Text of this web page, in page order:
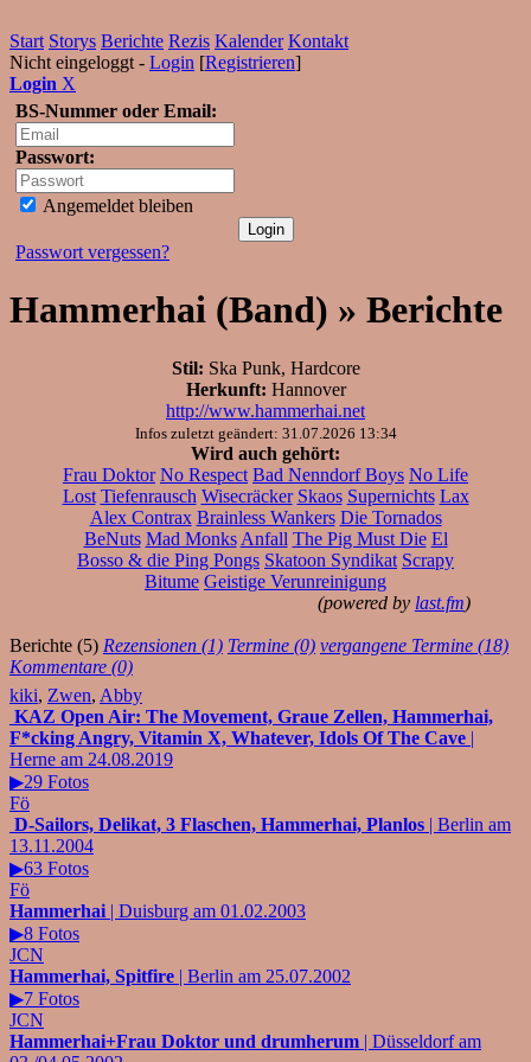
Start Storys Berichte Rezis Kalender Kontakt
Nicht eingeloggt - Login [Registrieren]
Login X
BS-Nummer oder Email:
Passwort:
Angemeldet bleiben
Passwort vergessen?
Hammerhai (Band) » Berichte
Stil: Ska Punk, Hardcore
Herkunft: Hannover
http://www.hammerhai.net
Infos zuletzt geändert: 31.07.2026 13:34
Wird auch gehört:
Frau Doktor No Respect Bad Nenndorf Boys No Life
Lost Tiefenrausch Wisecräcker Skaos Supernichts Lax
Alex Contrax Brainless Wankers Die Tornados
BeNuts Mad Monks Anfall The Pig Must Die El
Bosso & die Ping Pongs Skatoon Syndikat Scrapy
Bitume Geistige Verunreinigung
(powered by last.fm)
Berichte (5) Rezensionen (1) Termine (0) vergangene Termine (18)
Kommentare (0)
kiki, Zwen, Abby
KAZ Open Air: The Movement, Graue Zellen, Hammerhai,
F*cking Angry, Vitamin X, Whatever, Idols Of The Cave |
Herne am 24.08.2019
▶29 Fotos
Fö
D-Sailors, Delikat, 3 Flaschen, Hammerhai, Planlos | Berlin am
13.11.2004
▶63 Fotos
Fö
Hammerhai | Duisburg am 01.02.2003
▶8 Fotos
JCN
Hammerhai, Spitfire | Berlin am 25.07.2002
▶7 Fotos
JCN
Hammerhai+Frau Doktor und drumherum | Düsseldorf am